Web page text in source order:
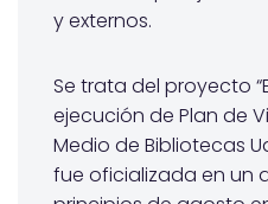
y externos.
Se trata del proyecto
ejecución de Plan de
Medio de Bibliotecas
fue oficializada en un